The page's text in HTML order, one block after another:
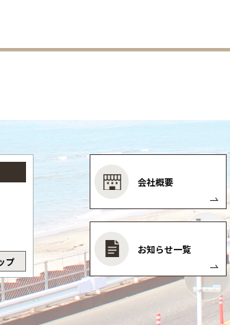
プ
会社概要
お知らせ一覧